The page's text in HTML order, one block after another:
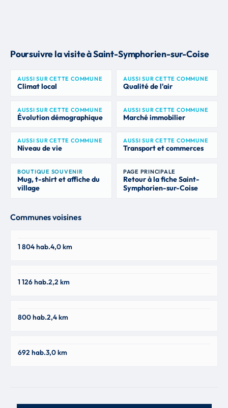
Poursuivre la visite à Saint-Symphorien-sur-Coise
AUSSI SUR CETTE COMMUNE
Climat local
AUSSI SUR CETTE COMMUNE
Qualité de l'air
AUSSI SUR CETTE COMMUNE
Évolution démographique
AUSSI SUR CETTE COMMUNE
Marché immobilier
AUSSI SUR CETTE COMMUNE
Niveau de vie
AUSSI SUR CETTE COMMUNE
Transport et commerces
BOUTIQUE SOUVENIR
Mug, t-shirt et affiche du
village
PAGE PRINCIPALE
Retour à la fiche Saint-
Symphorien-sur-Coise
Communes voisines
69590
1 804 hab.4,0 km
69590
1 126 hab.2,2 km
69590
800 hab.2,4 km
42140
692 hab.3,0 km